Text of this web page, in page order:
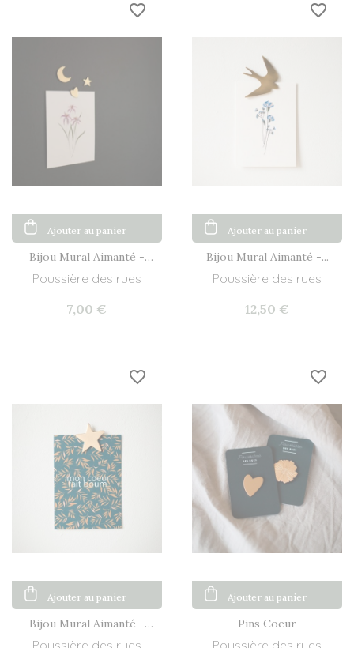
Bijou Mural Aimanté -
Mini...
Poussière des rues
7,00 €
Ajouter au panier
favorite_border
Bijou Mural Aimanté -...
Poussière des rues
12,50 €
Ajouter au panier
favorite_border
Bijou Mural Aimanté -
Etoile 2
Ajouter au panier
favorite_border
Pins Coeur
Ajouter au panier
favorite_border